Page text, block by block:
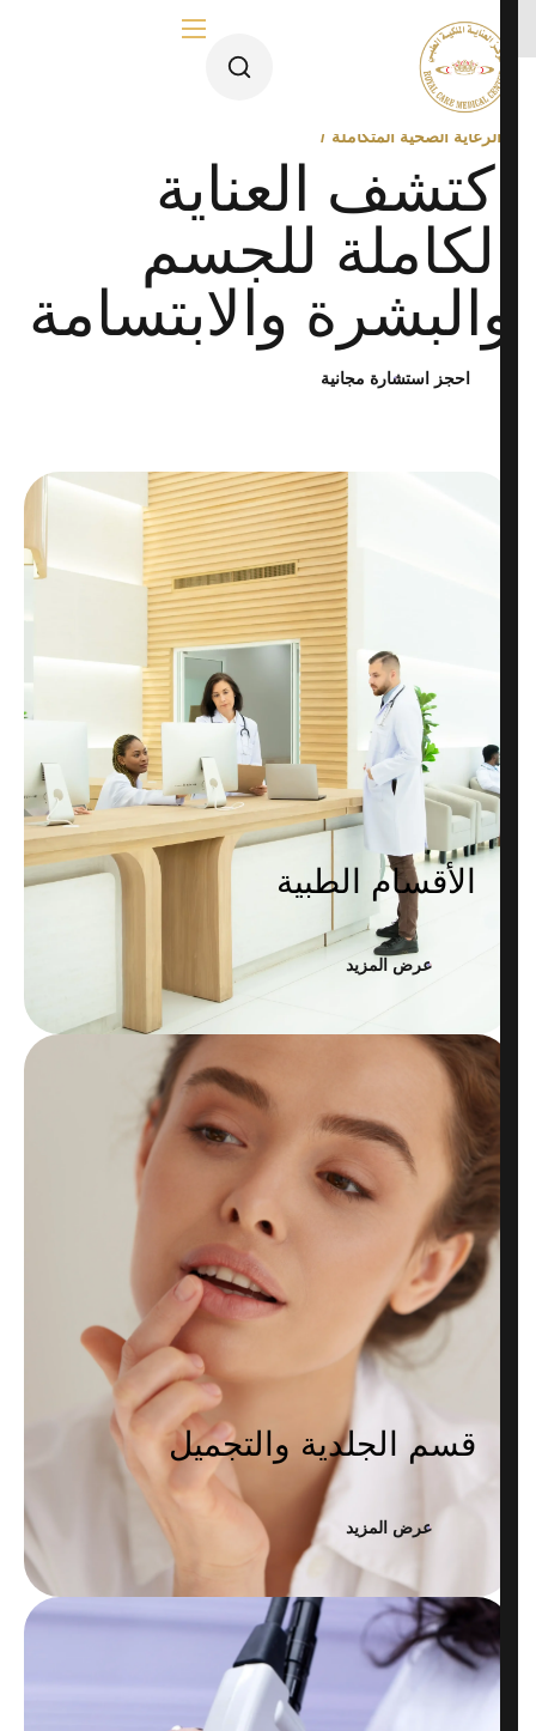
الصفحة الرئيسية
من نحن
فريقنا
الرعاية الصحية المتكاملة
اكتشف العناية
الكاملة للجسم
والبشرة والابتسامة
احجز استشارة مجانية
الأقسام الطبية
عرض المزيد
قسم الجلدية والتجميل
عرض المزيد